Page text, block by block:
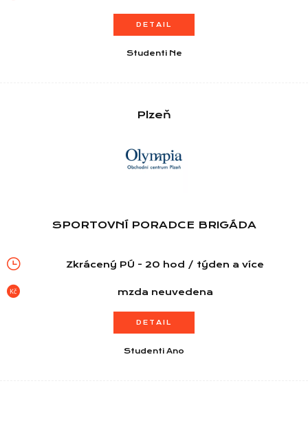
DETAIL
Studenti Ne
Plzeň
SPORTOVNÍ PORADCE BRIGÁDA
Zkrácený PÚ - 20 hod / týden a více
mzda neuvedena
DETAIL
Studenti Ano